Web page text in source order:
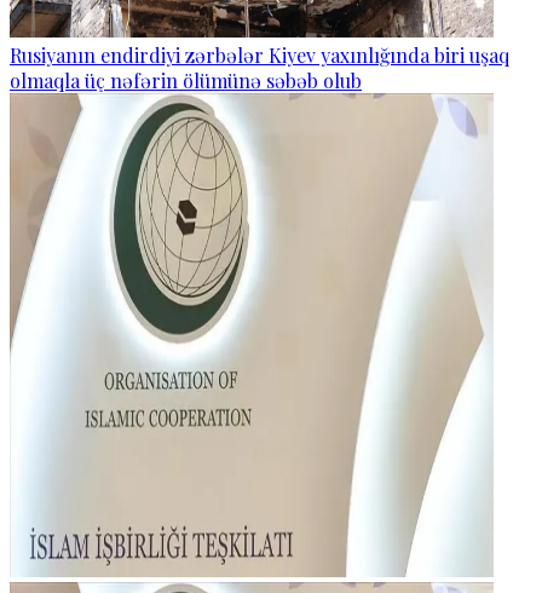
Rusiyanın endirdiyi zərbələr Kiyev yaxınlığında biri uşaq
olmaqla üç nəfərin ölümünə səbəb olub